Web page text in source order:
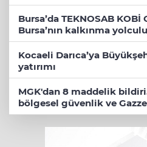
Bursa’da TEKNOSAB KOBİ
Bursa’nın kalkınma
Kocaeli Darıca’ya
yatırımı
MGK'dan 8 maddelik
bölgesel güvenlik ve Gazze